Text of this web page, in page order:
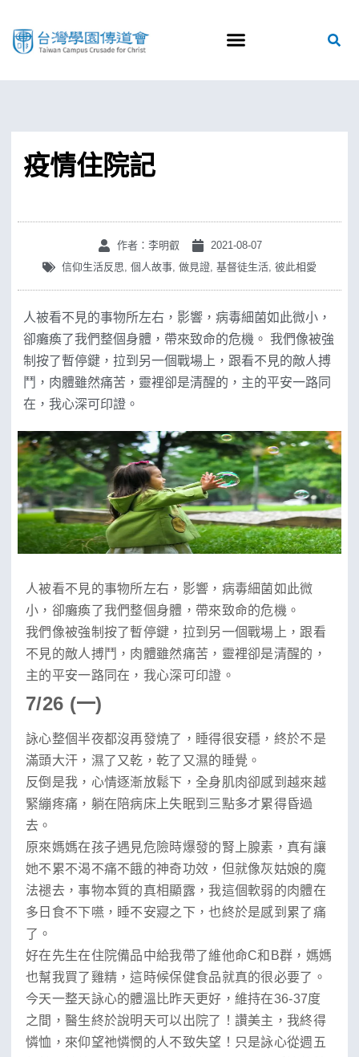
疫情住院記
作者：李明叡
2021-08-07
信仰生活反思, 個人故事, 做見證, 基督徒生活, 彼此相愛
人被看不見的事物所左右，影響，病毒細菌如此微小，
卻癱瘓了我們整個身體，帶來致命的危機。 我們像被強
制按了暫停鍵，拉到另一個戰場上，跟看不見的敵人搏
鬥，肉體雖然痛苦，靈裡卻是清醒的，主的平安一路同
在，我心深可印證。
人被看不見的事物所左右，影響，病毒細菌如此微
小，卻癱瘓了我們整個身體，帶來致命的危機。
我們像被強制按了暫停鍵，拉到另一個戰場上，跟看
不見的敵人搏鬥，肉體雖然痛苦，靈裡卻是清醒的，
主的平安一路同在，我心深可印證。
7/26 (一)
詠心整個半夜都沒再發燒了，睡得很安穩，終於不是
滿頭大汗，濕了又乾，乾了又濕的睡覺。
反倒是我，心情逐漸放鬆下，全身肌肉卻感到越來越
緊繃疼痛，躺在陪病床上失眠到三點多才累得昏過
去。
原來媽媽在孩子遇見危險時爆發的腎上腺素，真有讓
她不累不渴不痛不餓的神奇功效，但就像灰姑娘的魔
法褪去，事物本質的真相顯露，我這個軟弱的肉體在
多日食不下嚥，睡不安寢之下，也終於是感到累了痛
了。
好在先生在住院備品中給我帶了維他命C和B群，媽媽
也幫我買了雞精，這時候保健食品就真的很必要了。
今天一整天詠心的體溫比昨天更好，維持在36-37度
之間，醫生終於說明天可以出院了！讚美主，我終得
憐恤，來仰望祂憐憫的人不致失望！只是詠心從週五